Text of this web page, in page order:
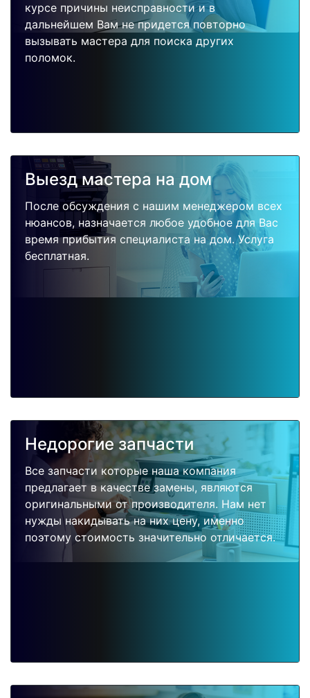
курсе причины неисправности и в
дальнейшем Вам не придется повторно
вызывать мастера для поиска других
поломок.
Выезд мастера на дом
После обсуждения с нашим менеджером всех
нюансов, назначается любое удобное для Вас
время прибытия специалиста на дом. Услуга
бесплатная.
Недорогие запчасти
Все запчасти которые наша компания
предлагает в качестве замены, являются
оригинальными от производителя. Нам нет
нужды накидывать на них цену, именно
поэтому стоимость значительно отличается.